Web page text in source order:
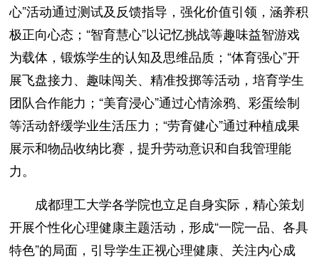
心”活动通过测试及反馈指导，强化价值引领，涵养积
极正向心态；“智育慧心”以记忆挑战等趣味益智游戏
为载体，锻炼学生的认知及思维品质；“体育强心”开
展飞盘接力、趣味闯关、精准投掷等活动，培育学生
团队合作能力；“美育浸心”通过心情涂鸦、彩蛋绘制
等活动舒缓学业生活压力；“劳育健心”通过种植成果
展示和物品收纳比赛，提升劳动意识和自我管理能
力。
成都理工大学各学院也立足自身实际，精心策划
开展个性化心理健康主题活动，形成“一院一品、各具
特色”的局面，引导学生正视心理健康、关注内心成